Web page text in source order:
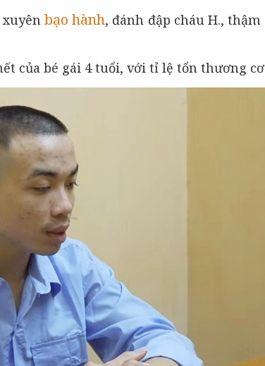
xuyênbạo hành, đánh đập cháu H.,
của bé gái 4 tuổi, với tỉ lệ tổn thương